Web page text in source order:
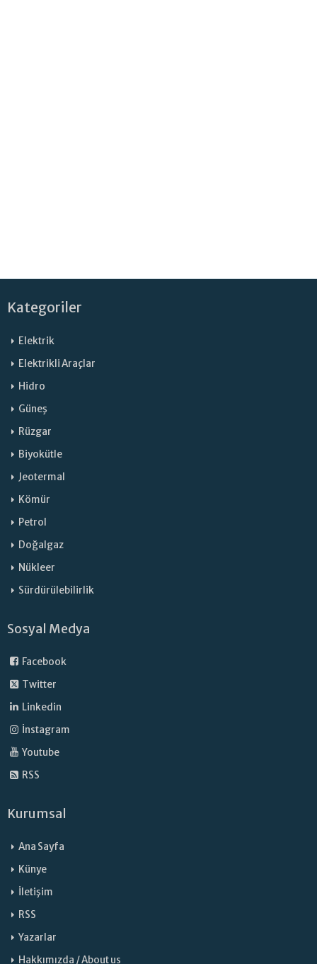
Kategoriler
Elektrik
Elektrikli Araçlar
Hidro
Güneş
Rüzgar
Biyokütle
Jeotermal
Kömür
Petrol
Doğalgaz
Nükleer
Sürdürülebilirlik
Sosyal Medya
Facebook
Twitter
Linkedin
İnstagram
Youtube
RSS
Kurumsal
Ana Sayfa
Künye
İletişim
RSS
Yazarlar
Hakkımızda / About us